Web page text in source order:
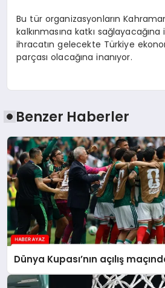
Bu tür organizasyonların
kalkınmasına katkı
ihracatın gelecekte Türkiye
parçası olacağına inanıyor.
Benzer Haberler
Dünya Kupası’nın açılış